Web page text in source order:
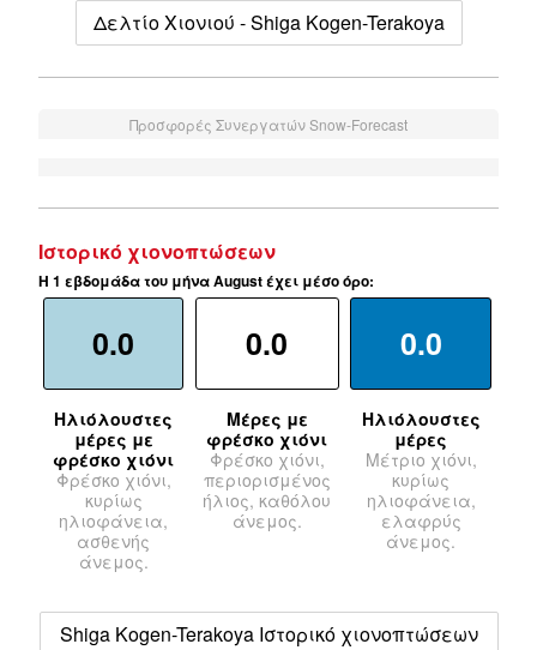
Δελτίο Χιονιού - Shiga Kogen-Terakoya
Προσφορές Συνεργατών Snow-Forecast
Ιστορικό χιονοπτώσεων
Η 1 εβδομάδα του μήνα August έχει μέσο όρο:
0.0
Ηλιόλουστες
μέρες με
φρέσκο χιόνι
Φρέσκο χιόνι,
κυρίως
ηλιοφάνεια,
ασθενής
άνεμος.
0.0
Μέρες με
φρέσκο χιόνι
Φρέσκο χιόνι,
περιορισμένος
ήλιος, καθόλου
άνεμος.
0.0
Ηλιόλουστες
μέρες
Μέτριο χιόνι,
κυρίως
ηλιοφάνεια,
ελαφρύς
άνεμος.
Shiga Kogen-Terakoya Ιστορικό χιονοπτώσεων